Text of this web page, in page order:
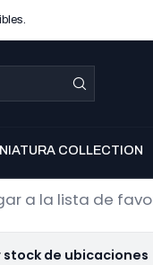
COLLECTION
586
ml
Comprar
a la lista de
stock de ubicaciones